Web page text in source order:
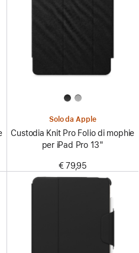
Solo da Apple
Custodia Knit Pro Folio di mophie
per iPad Pro 13"
€ 79,95